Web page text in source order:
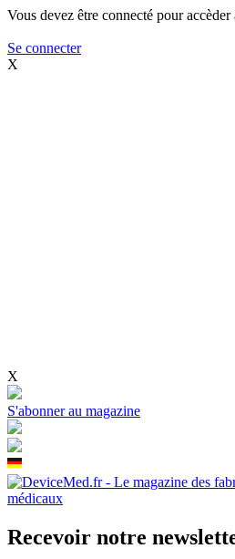
Vous devez être connecté pour accèder
Se connecter
X
X
S'abonner au magazine
Recevoir notre